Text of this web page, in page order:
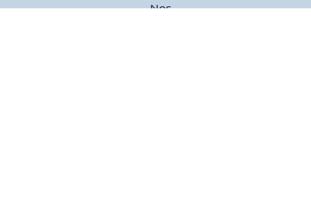
Nos